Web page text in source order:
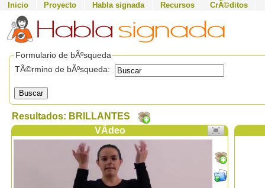
Inicio Proyecto Habla signada Recursos CrÃ©ditos
Formulario de bÃºsqueda
TÃ©rmino de bÃºsqueda:
Buscar
Resultados: BRILLANTES
VÃ­deo